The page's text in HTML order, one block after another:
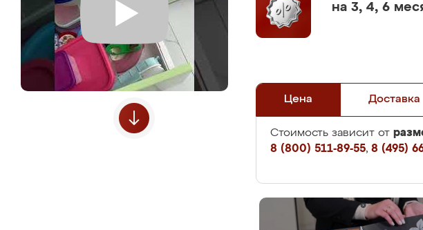
на 3, 4, 6
Цена Доставка
Стоимость зависит от
8 (800) 511-89-55, 8 (495)